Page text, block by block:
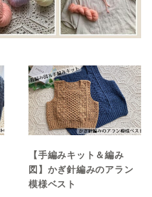
【手編みキット＆編み
図】かぎ針編みのアラン
模様ベスト